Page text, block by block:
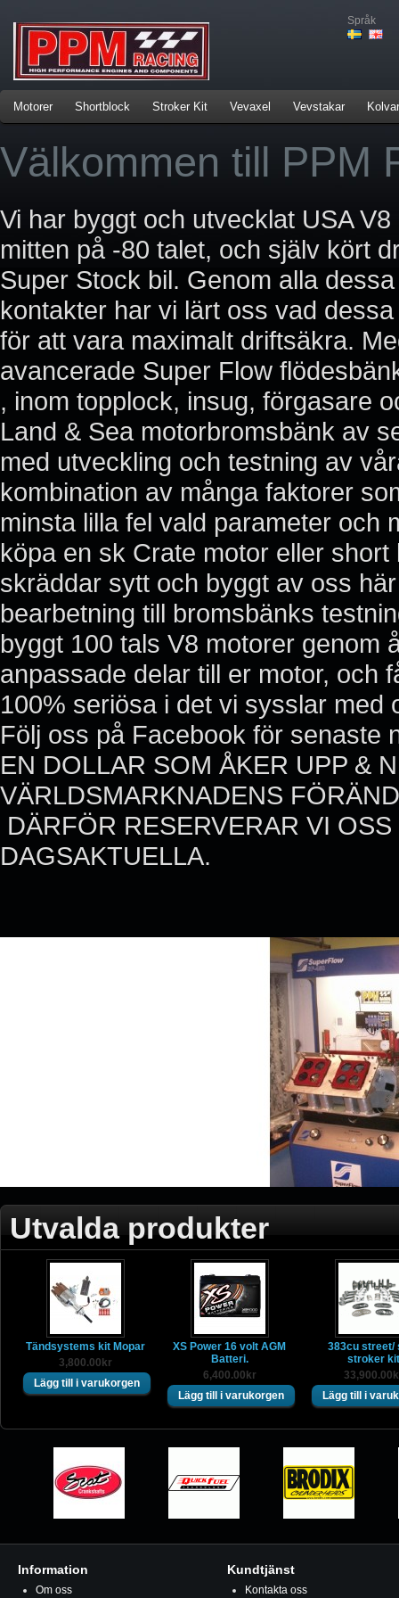
Språk
Motorer Shortblock Stroker Kit Vevaxel Vevstakar Kolvar
Välkommen till PPM
Vi har byggt och utvecklat USA
mitten på -80 talet, och själv kört
Super Stock bil. Genom alla
kontakter har vi lärt oss vad
för att vara maximalt driftsäkra.
avancerade Super Flow
, inom topplock, insug, förgasare
Land & Sea motorbromsbänk av
med utveckling och testning av
kombination av många faktorer
minsta lilla fel vald parameter och
köpa en sk Crate motor eller
skräddar sytt och byggt av oss
bearbetning till bromsbänks
byggt 100 tals V8 motorer genom
anpassade delar till er motor, och
100% seriösa i det vi sysslar
Följ oss på Facebook för senaste
EN DOLLAR SOM ÅKER UPP &
VÄRLDSMARKNADENS
DÄRFÖR RESERVERAR VI
DAGSAKTUELLA.
Utvalda produkter
Tändsystems kit Mopar
3,800.00kr
XS Power 16 volt AGM
Batteri.
6,400.00kr
383cu street/
stroker kit
Information
Om oss
Kundtjänst
Kontakta oss